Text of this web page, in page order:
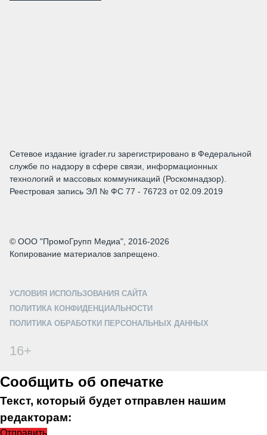
Сетевое издание igrader.ru зарегистрировано в Федеральной
службе по надзору в сфере связи, информационных
технологий и массовых коммуникаций (Роскомнадзор).
Реестровая запись ЭЛ № ФС 77 - 76723 от 02.09.2019
© ООО "ПромоГрупп Медиа", 2016-2026
Копирование материалов запрещено.
УСЛОВИЯ ИСПОЛЬЗОВАНИЯ САЙТА
ПОЛИТИКА КОНФИДЕНЦИАЛЬНОСТИ
ПОЛИТИКА ОБРАБОТКИ ПЕРСОНАЛЬНЫХ ДАННЫХ
16+
Сообщить об опечатке
Текст, который будет отправлен нашим
редакторам:
Отправить